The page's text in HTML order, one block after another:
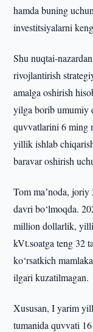
hamda buning
investitsiyalarni
Shu nuqtai-
rivojlantirish
amalga oshirish
yilga borib umumiy
quvvatlarini 6 ming
yillik ishlab
baravar oshirish
Tom maʼnoda,
davri bo‘lmoqda.
million dollarlik,
kVt.soatga teng 32
ko‘rsatkich
ilgari kuzatilmagan.
Xususan, I yarim
tumanida quvvati